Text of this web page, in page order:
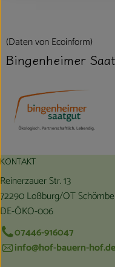
(Daten von Ecoinform)
Bingenheimer
KONTAKT
Reinerzauer Str. 13
72290 Loßburg/OT
DE-ÖKO-006
07446-916047
info@hof-bauern-hof.de